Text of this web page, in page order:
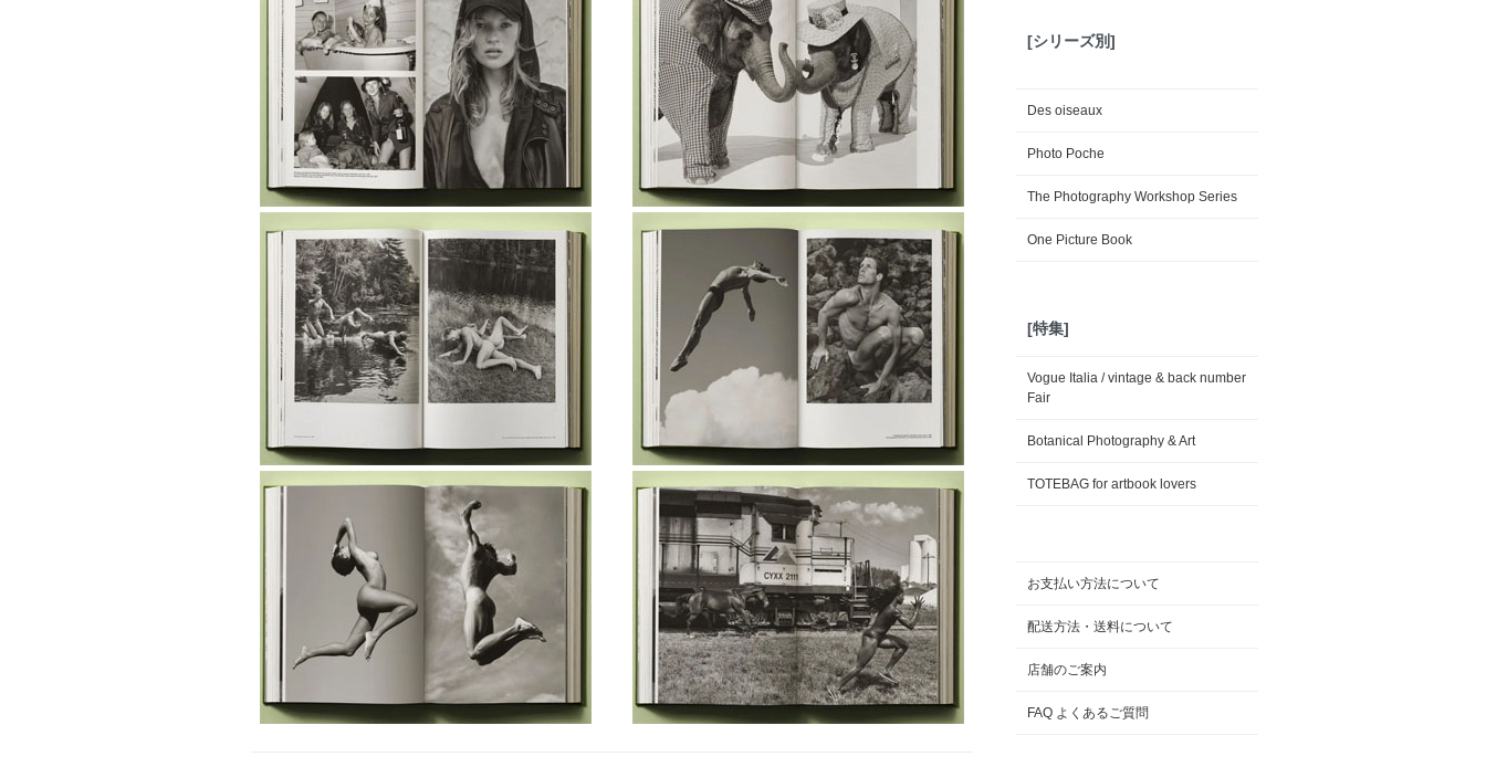
[シリーズ別]
Des oiseaux
Photo Poche
The Photography Workshop Series
One Picture Book
[特集]
Vogue Italia / vintage & back number
Fair
Botanical Photography & Art
TOTEBAG for artbook lovers
お支払い方法について
配送方法・送料について
店舗のご案内
FAQ よくあるご質問